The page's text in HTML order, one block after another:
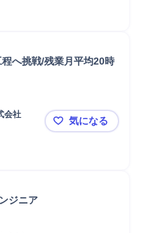
程へ挑戦/残業月平均20時
会社
【ITサービ
気になる
ジニア